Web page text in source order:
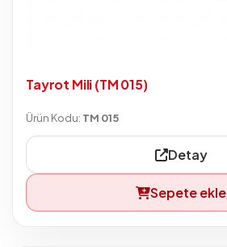
Tayrot Mili (TM 015)
Ürün Kodu: TM 015
Detay
Sepete ekle